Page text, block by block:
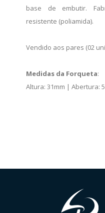
base de embutir.
resistente (poliamida).
Vendido aos pares (02
Medidas da Forqueta:
Altura: 31mm | Abertura: